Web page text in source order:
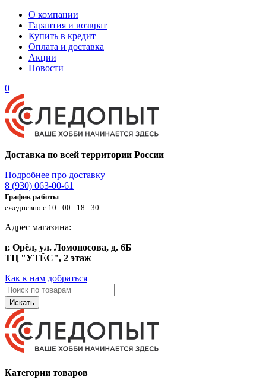
О компании
Гарантия и возврат
Купить в кредит
Оплата и доставка
Акции
Новости
0
Доставка по всей территории России
Подробнее про доставку
8 (930) 063-00-61
График работы
ежедневно с 10 : 00 - 18 : 30
Адрес магазина:
г. Орёл, ул. Ломоносова, д. 6Б
ТЦ "УТЁС", 2 этаж
Как к нам добраться
Искать
Категории товаров